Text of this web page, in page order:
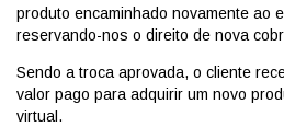
produto encaminhado novamente ao
reservando-nos o direito de nova
Sendo a troca aprovada, o cliente
valor pago para adquirir um novo
virtual.